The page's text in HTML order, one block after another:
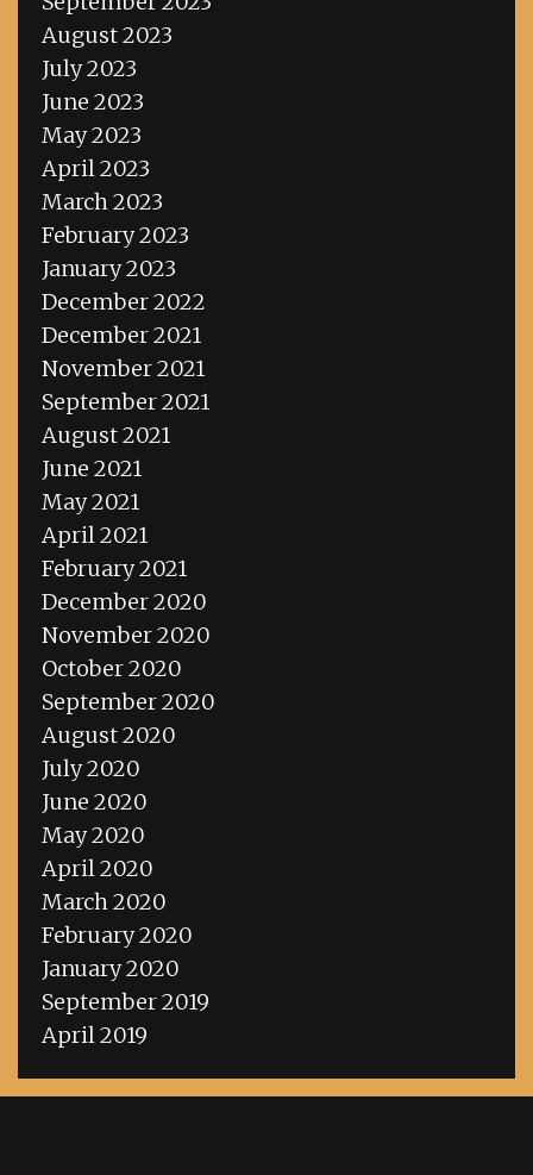
August 2023
July 2023
June 2023
May 2023
April 2023
March 2023
February 2023
January 2023
December 2022
December 2021
November 2021
September 2021
August 2021
June 2021
May 2021
April 2021
February 2021
December 2020
November 2020
October 2020
September 2020
August 2020
July 2020
June 2020
May 2020
April 2020
March 2020
February 2020
January 2020
September 2019
April 2019